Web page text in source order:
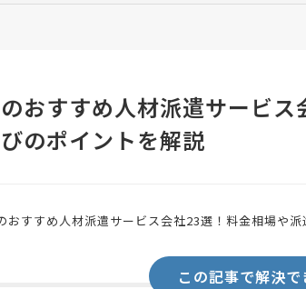
おすすめ人材派遣サービ
のポイントを解説
この記事で解決